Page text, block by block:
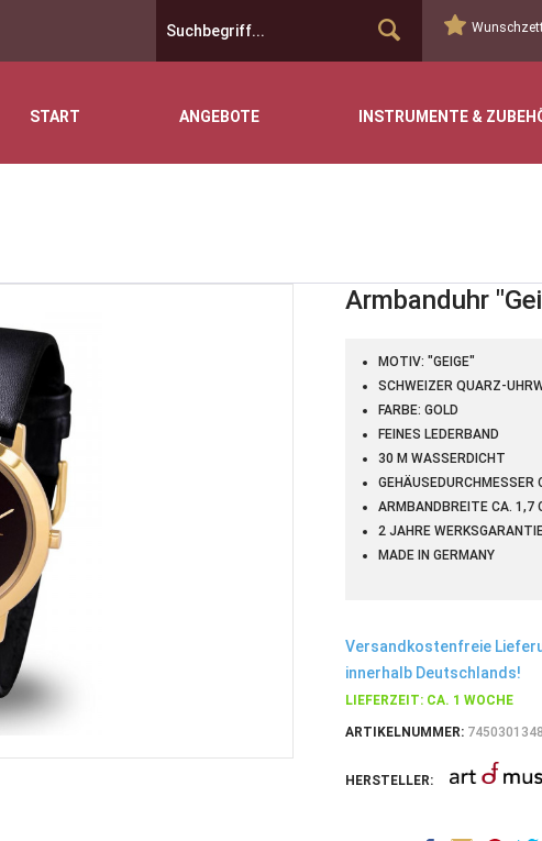
START ANGEBOTE INSTRUMENTE &
Armbanduhr
MOTIV: "GEIGE"
SCHWEIZER QUARZ-
FARBE: GOLD
FEINES LEDERBAND
30 M WASSERDICHT
GEHÄUSEDURCHMESSER
ARMBANDBREITE CA. 1,7
2 JAHRE
MADE IN GERMANY
Versandkostenfreie
innerhalb Deutschlands!
LIEFERZEIT: CA. 1 WOCHE
ARTIKELNUMMER: 7450301348
HERSTELLER: